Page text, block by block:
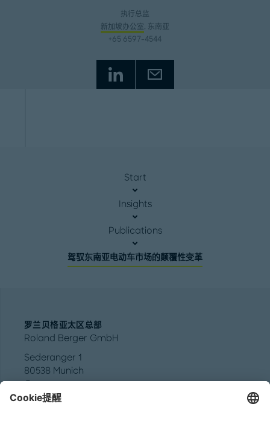
执行总监
新加坡办公室, 东南亚
+65 6597-4544
Start
Insights
Publications
驾驭东南亚电动车市场的颠覆性变革
罗兰贝格亚太区总部
Roland Berger GmbH
Sederanger 1
80538 Munich
Germany